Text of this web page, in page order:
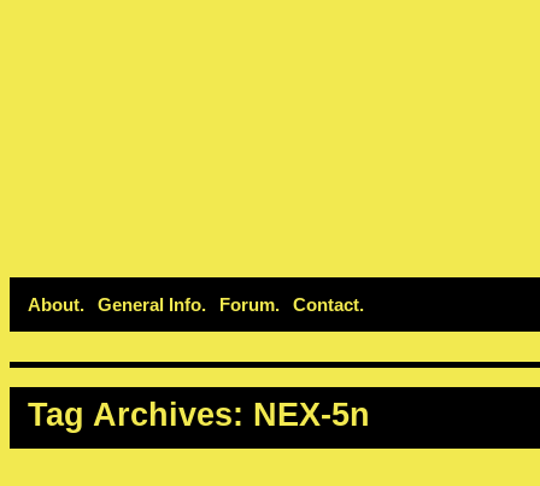
About General Info Forum Contact
Tag Archives: NEX-5n